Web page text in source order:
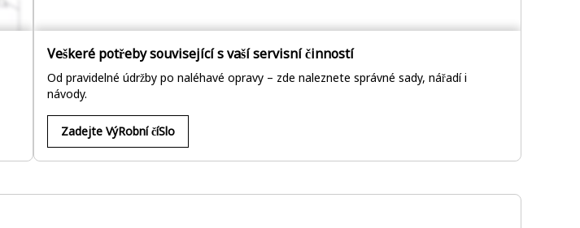
Veškeré potřeby související s vaší servisní činností
Od pravidelné údržby po naléhavé opravy – zde naleznete správné sady, nářadí i
návody.
Zadejte VýRobní číSlo